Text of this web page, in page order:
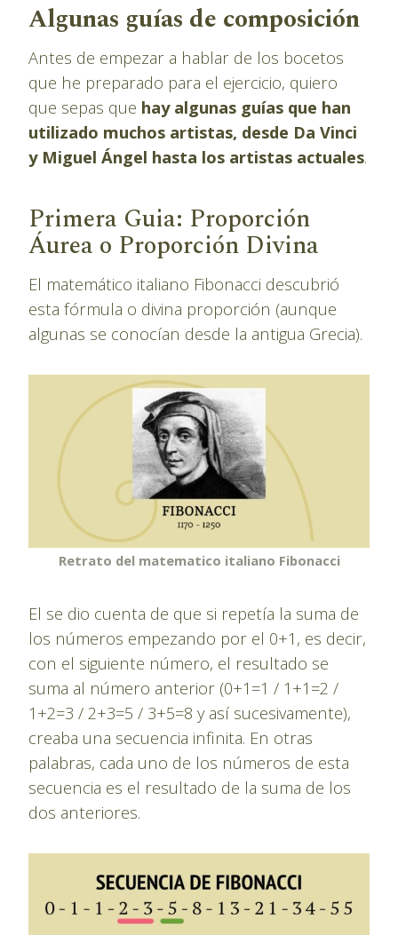
Algunas guías de composición
Antes de empezar a hablar de los bocetos
que he preparado para el ejercicio, quiero
que sepas que hay algunas guías que han
utilizado muchos artistas, desde Da Vinci
y Miguel Ángel hasta los artistas actuales.
Primera Guia: Proporción
Áurea o Proporción Divina
El matemático italiano Fibonacci descubrió
esta fórmula o divina proporción (aunque
algunas se conocían desde la antigua Grecia).
Retrato del matematico italiano Fibonacci
El se dio cuenta de que si repetía la suma de
los números empezando por el 0+1, es decir,
con el siguiente número, el resultado se
suma al número anterior (0+1=1 / 1+1=2 /
1+2=3 / 2+3=5 / 3+5=8 y así sucesivamente),
creaba una secuencia infinita. En otras
palabras, cada uno de los números de esta
secuencia es el resultado de la suma de los
dos anteriores.